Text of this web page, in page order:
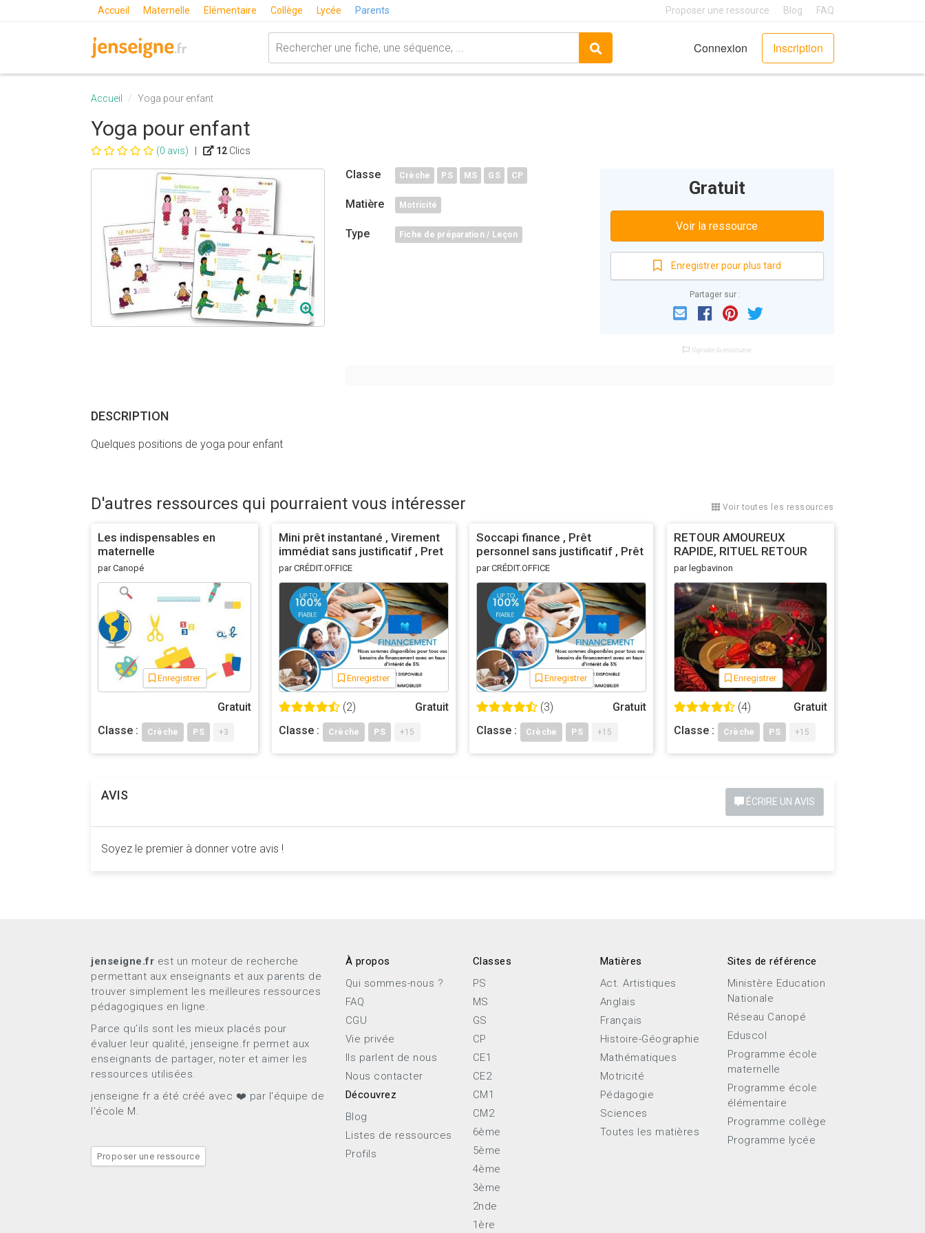
Accueil Maternelle Elémentaire Collège Lycée Parents Proposer une ressource Blog FAQ
Connexion Inscription
Accueil Yoga pour enfant
Yoga pour enfant
(0 avis) 12 Clics
Classe Crèche PS MS GS CP
Matière Motricité
Type Fiche de préparation / Leçon
Gratuit
Voir la ressource
Enregistrer pour plus tard
Partager sur :
EmailFacebook
Pinterest
Signaler la ressource
DESCRIPTION
Quelques positions de yoga pour enfant
Voir toutes les ressources
D'autres ressources qui pourraient vous intéresser
Les indispensables en
maternelle
par Canopé
Enregistrer
Gratuit
Classe :
Crèche PS +3
Mini prêt instantané , Virement
immédiat sans justificatif , Pret
d'argent instantané
(asmeninisgustavo@gmail.com)
par CRÉDIT.OFFICE
Enregistrer
(2)
Gratuit
Classe :
Crèche PS +15
Soccapi finance , Prêt
personnel sans justificatif , Prêt
express urgent sans frais
(asmeninisgustavo@gmail.com)
par CRÉDIT.OFFICE
Enregistrer
(3)
Gratuit
Classe :
Crèche PS +15
RETOUR AMOUREUX
RAPIDE, RITUEL RETOUR
AFFECTIF ET EFICACE ,
RETOUR IMMEDIAT RAPIDE :
Tel +22990810913
par legbavinon
Enregistrer
(4)
Gratuit
Classe :
Crèche PS +15
AVIS ÉCRIRE UN AVIS
Soyez le premier à donner votre avis !
jenseigne.fr est un moteur de recherche
permettant aux enseignants et aux parents de
trouver simplement les meilleures ressources
pédagogiques en ligne.
Parce qu’ils sont les mieux placés pour
évaluer leur qualité, jenseigne.fr permet aux
enseignants de partager, noter et aimer les
ressources utilisées.
jenseigne.fr a été créé avec ❤️ par l'équipe de
l'école M.
Proposer une ressource
À propos
Qui sommes-nous ?
FAQ
CGU
Vie privée
Ils parlent de nous
Nous contacter
Découvrez
Blog
Listes de ressources
Profils
Classes
PS
MS
GS
CP
CE1
CE2
CM1
CM2
6ème
5ème
4ème
3ème
2nde
1ère
Matières
Act. Artistiques
Anglais
Français
Histoire-Géographie
Mathématiques
Motricité
Pédagogie
Sciences
Toutes les matières
Sites de référence
Ministère Education
Nationale
Réseau Canopé
Eduscol
Programme école
maternelle
Programme école
élémentaire
Programme collège
Programme lycée